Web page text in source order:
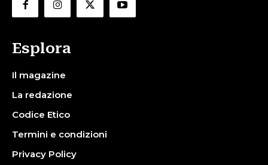
Esplora
Il magazine
La redazione
Codice Etico
Termini e condizioni
Privacy Policy